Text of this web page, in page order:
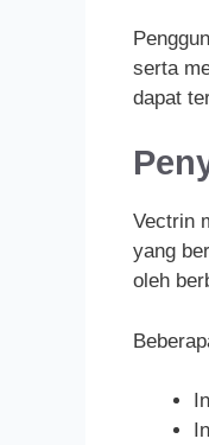
serta
dapat
Vectrin
yang
oleh